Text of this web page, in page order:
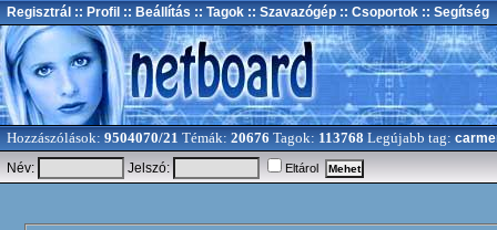
Regisztrál :: Profil :: Beállítás :: Tagok :: Szavazógép :: Csoportok :: Segítség
Hozzászólások: 9504070/21 Témák: 20676 Tagok: 113768 Legújabb tag:
Név:
Jelszó: Eltárol